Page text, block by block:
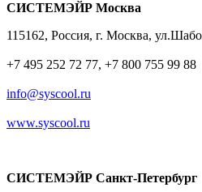
СИСТЕМЭЙР Москва
115162, Россия, г. Москва,
+7 495 252 72 77, +7 800 755 99 88
info@syscool.ru
www.syscool.ru
СИСТЕМЭЙР Санкт-Петербург